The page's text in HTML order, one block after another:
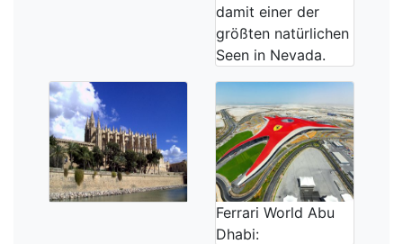
damit einer der
größten natürlichen
Seen in Nevada.
Ferrari World Abu
Dhabi: